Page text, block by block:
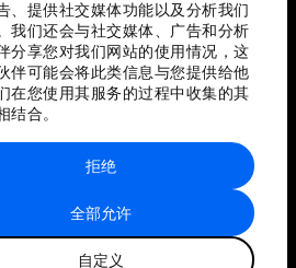
、提供社交媒体功能以及分析我们
我们还会与社交媒体、广告和分析
分享您对我们网站的使用情况，这
伴可能会将此类信息与您提供给他
在您使用其服务的过程中收集的其
结合。
全部允许
自定义
拒绝
站点地图